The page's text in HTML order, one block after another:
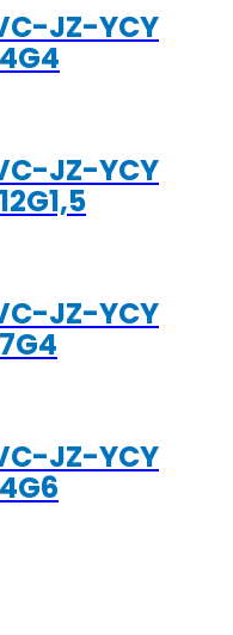
JZ-YCY
JZ-YCY
JZ-YCY
JZ-YCY